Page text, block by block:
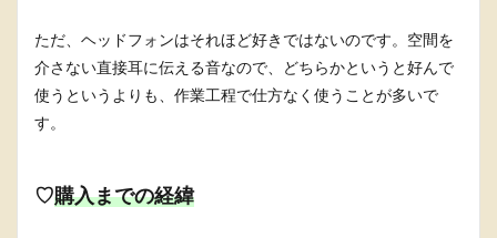
ただ、ヘッドフォンはそれほど好きではないのです。空間を
介さない直接耳に伝える音なので、どちらかというと好んで
使うというよりも、作業工程で仕方なく使うことが多いで
す。
♡購入までの経緯